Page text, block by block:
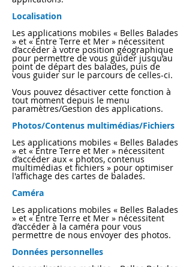
Localisation
Les applications mobiles « Belles Balades
» et « Entre Terre et Mer » nécessitent
d’accéder à votre position géographique
pour permettre de vous guider jusqu’au
point de départ des balades, puis de
vous guider sur le parcours de celles-ci.
Vous pouvez désactiver cette fonction à
tout moment depuis le menu
paramètres/Gestion des applications.
Photos/Contenus multimédias/Fichiers
Les applications mobiles « Belles Balades
» et « Entre Terre et Mer » nécessitent
d’accéder aux « photos, contenus
multimédias et fichiers » pour optimiser
l'affichage des cartes de balades.
Caméra
Les applications mobiles « Belles Balades
» et « Entre Terre et Mer » nécessitent
d’accéder à la caméra pour vous
permettre de nous envoyer des photos.
Données personnelles